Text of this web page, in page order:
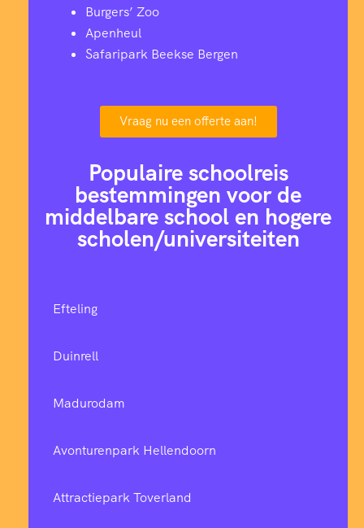
Burgers’ Zoo
Apenheul
Safaripark Beekse Bergen
Vraag nu een offerte aan!
Populaire schoolreis
bestemmingen voor de
middelbare school en hogere
scholen/universiteiten
Efteling
Duinrell
Madurodam
Avonturenpark Hellendoorn
Attractiepark Toverland